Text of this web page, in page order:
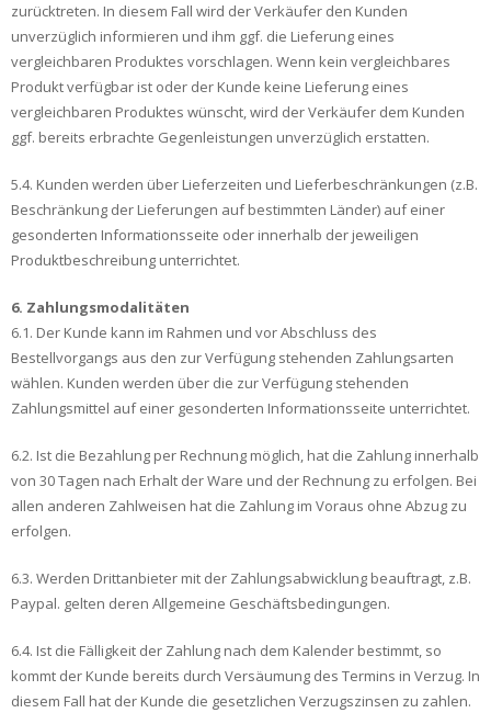
zurücktreten. In diesem Fall wird der Verkäufer den Kunden
unverzüglich informieren und ihm ggf. die Lieferung eines
vergleichbaren Produktes vorschlagen. Wenn kein vergleichbares
Produkt verfügbar ist oder der Kunde keine Lieferung eines
vergleichbaren Produktes wünscht, wird der Verkäufer dem Kunden
ggf. bereits erbrachte Gegenleistungen unverzüglich erstatten.
5.4. Kunden werden über Lieferzeiten und Lieferbeschränkungen (z.B.
Beschränkung der Lieferungen auf bestimmten Länder) auf einer
gesonderten Informationsseite oder innerhalb der jeweiligen
Produktbeschreibung unterrichtet.
6. Zahlungsmodalitäten
6.1. Der Kunde kann im Rahmen und vor Abschluss des
Bestellvorgangs aus den zur Verfügung stehenden Zahlungsarten
wählen. Kunden werden über die zur Verfügung stehenden
Zahlungsmittel auf einer gesonderten Informationsseite unterrichtet.
6.2. Ist die Bezahlung per Rechnung möglich, hat die Zahlung innerhalb
von 30 Tagen nach Erhalt der Ware und der Rechnung zu erfolgen. Bei
allen anderen Zahlweisen hat die Zahlung im Voraus ohne Abzug zu
erfolgen.
6.3. Werden Drittanbieter mit der Zahlungsabwicklung beauftragt, z.B.
Paypal. gelten deren Allgemeine Geschäftsbedingungen.
6.4. Ist die Fälligkeit der Zahlung nach dem Kalender bestimmt, so
kommt der Kunde bereits durch Versäumung des Termins in Verzug. In
diesem Fall hat der Kunde die gesetzlichen Verzugszinsen zu zahlen.